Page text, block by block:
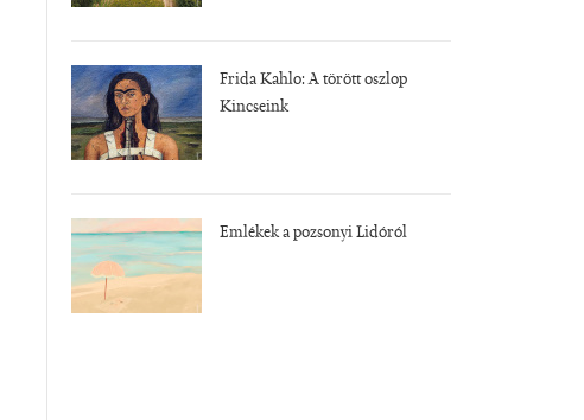
Frida Kahlo: A törött oszlop
Kincseink
Emlékek a pozsonyi Lidóról